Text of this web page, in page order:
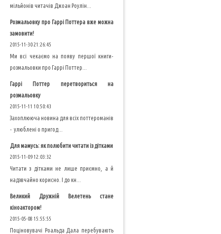
мільйонів читачів Джоан Роулін...
Розмальовку про Гаррі Поттера вже можна
замовити!
2015-11-30 21:26:45
Ми всі чекаємо на появу першої книги-
розмальовки про Гаррі Поттер...
Гаррі Поттер перетвориться на
розмальовку
2015-11-11 10:50:43
Захоплююча новина для всіх поттероманів
- улюблені о пригод...
Для мамусь: як полюбити читати із дітками
2015-11-09 12:03:32
Читати з дітками не лише приємно, а й
надзвчайно корисно. І до кн...
Великий Дружній Велетень стане
кіноактором!
2015-05-08 15:55:55
Поціновувачі Роальда Дала перебувають